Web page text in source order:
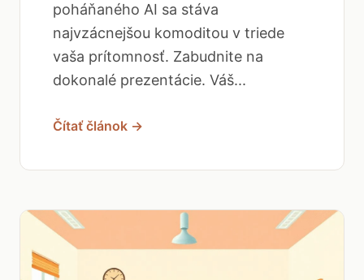
poháňaného AI sa stáva
najvzácnejšou komoditou v triede
vaša prítomnosť. Zabudnite na
dokonalé prezentácie. Váš...
Čítať článok →